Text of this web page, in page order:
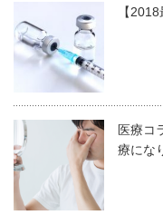
【
医療コ
療にな